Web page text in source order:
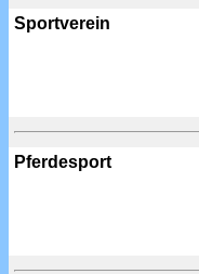
Sportverein
Pferdesport